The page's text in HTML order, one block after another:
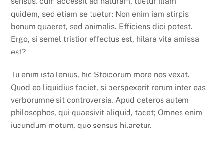
quidem, sed etiam se tuetur; Non enim iam stirpis
bonum quaeret, sed animalis. Efficiens dici potest.
Ergo, si semel tristior effectus est, hilara vita amissa
est?
Tu enim ista lenius, hic Stoicorum more nos vexat.
Quod eo liquidius faciet, si perspexerit rerum inter eas
verborumne sit controversia. Apud ceteros autem
philosophos, qui quaesivit aliquid, tacet; Omnes enim
iucundum motum, quo sensus hilaretur.